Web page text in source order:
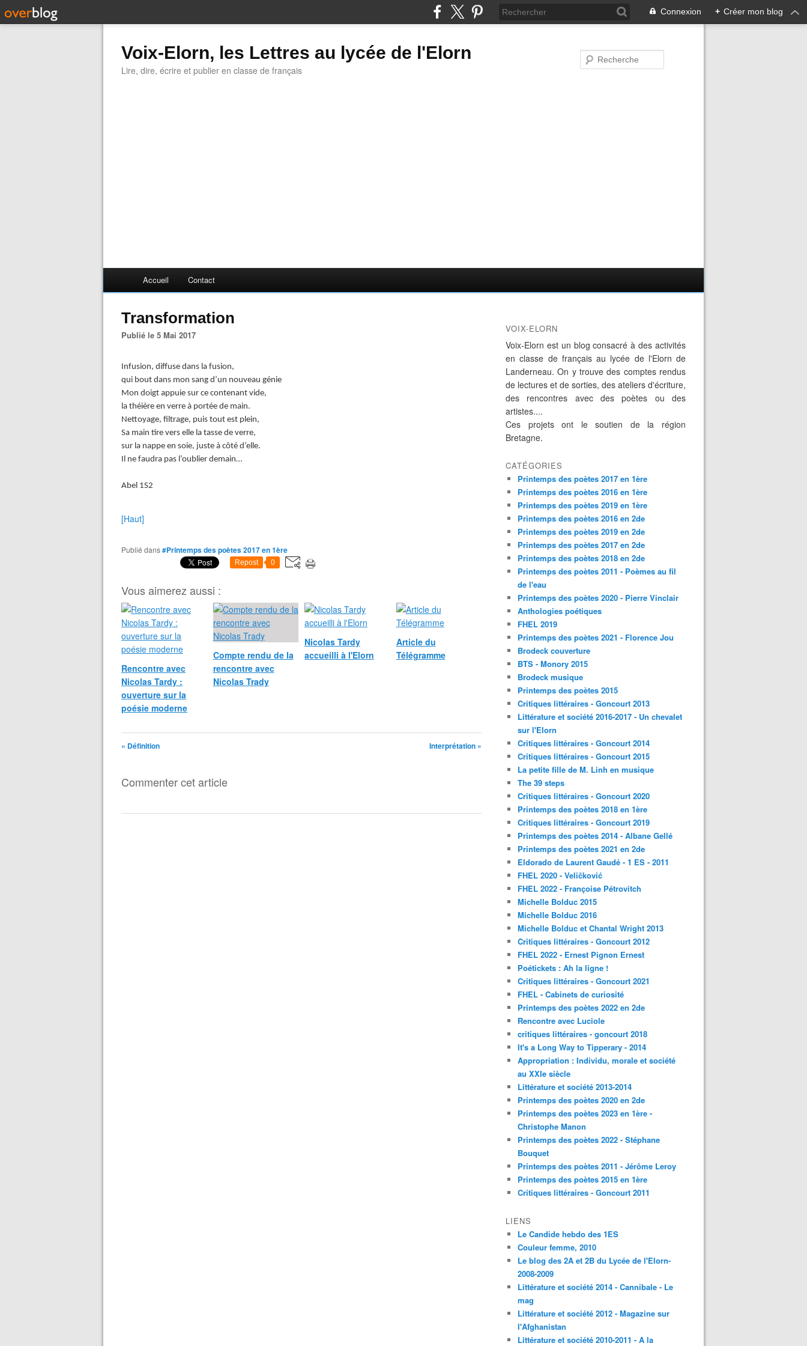
Connexion + Créer mon blog
Voix-Elorn, les Lettres au lycée de l'Elorn
Lire, dire, écrire et publier en classe de français
Accueil Contact
Transformation
Publié le 5 Mai 2017
Infusion, diffuse dans la fusion,
qui bout dans mon sang d’un nouveau génie
Mon doigt appuie sur ce contenant vide,
la théière en verre à portée de main.
Nettoyage, filtrage, puis tout est plein,
Sa main tire vers elle la tasse de verre,
sur la nappe en soie, juste à côté d’elle.
Il ne faudra pas l’oublier demain…
Abel 1S2
[Haut]
Publié dans#Printemps des poètes 2017 en 1ère
Repost 0
Vous aimerez aussi :
Rencontre avec
Nicolas Tardy :
ouverture sur la
poésie moderne
Compte rendu de la
rencontre avec
Nicolas Trady
Nicolas Tardy
accueilli à l'Elorn
Article du
Télégramme
« Définition Interprétation »
Commenter cet article
VOIX-ELORN
Voix-Elorn est un blog consacré à des activités
en classe de français au lycée de l'Elorn de
Landerneau. On y trouve des comptes rendus
de lectures et de sorties, des ateliers d'écriture,
des rencontres avec des poètes ou des
artistes....
Ces projets ont le soutien de la région
Bretagne.
CATÉGORIES
Printemps des poètes 2017 en 1ère
Printemps des poètes 2016 en 1ère
Printemps des poètes 2019 en 1ère
Printemps des poètes 2016 en 2de
Printemps des poètes 2019 en 2de
Printemps des poètes 2017 en 2de
Printemps des poètes 2018 en 2de
Printemps des poètes 2011 - Poèmes au fil
de l'eau
Printemps des poètes 2020 - Pierre Vinclair
Anthologies poétiques
FHEL 2019
Printemps des poètes 2021 - Florence Jou
Brodeck couverture
BTS - Monory 2015
Brodeck musique
Printemps des poètes 2015
Critiques littéraires - Goncourt 2013
Littérature et société 2016-2017 - Un chevalet
sur l'Elorn
Critiques littéraires - Goncourt 2014
Critiques littéraires - Goncourt 2015
La petite fille de M. Linh en musique
The 39 steps
Critiques littéraires - Goncourt 2020
Printemps des poètes 2018 en 1ère
Critiques littéraires - Goncourt 2019
Printemps des poètes 2014 - Albane Gellé
Printemps des poètes 2021 en 2de
Eldorado de Laurent Gaudé - 1 ES - 2011
FHEL 2020 - Veličković
FHEL 2022 - Françoise Pétrovitch
Michelle Bolduc 2015
Michelle Bolduc 2016
Michelle Bolduc et Chantal Wright 2013
Critiques littéraires - Goncourt 2012
FHEL 2022 - Ernest Pignon Ernest
Poétickets : Ah la ligne !
Critiques littéraires - Goncourt 2021
FHEL - Cabinets de curiosité
Printemps des poètes 2022 en 2de
Rencontre avec Luciole
critiques littéraires - goncourt 2018
It's a Long Way to Tipperary - 2014
Appropriation : Individu, morale et société
au XXIe siècle
Littérature et société 2013-2014
Printemps des poètes 2020 en 2de
Printemps des poètes 2023 en 1ère -
Christophe Manon
Printemps des poètes 2022 - Stéphane
Bouquet
Printemps des poètes 2011 - Jérôme Leroy
Printemps des poètes 2015 en 1ère
Critiques littéraires - Goncourt 2011
LIENS
Le Candide hebdo des 1ES
Couleur femme, 2010
Le blog des 2A et 2B du Lycée de l'Elorn-
2008-2009
Littérature et société 2014 - Cannibale - Le
mag
Littérature et société 2012 - Magazine sur
l'Afghanistan
Littérature et société 2010-2011 - A la